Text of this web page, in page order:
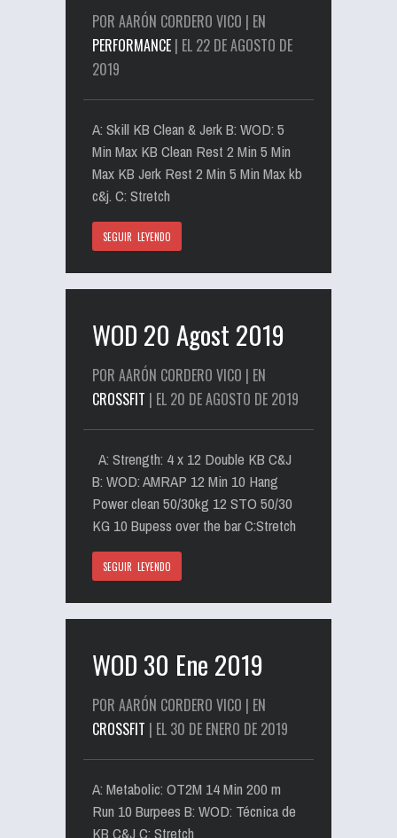
POR AARÓN CORDERO VICO | EN
PERFORMANCE | EL 22 DE AGOSTO DE
2019
A: Skill KB Clean & Jerk B: WOD: 5
Min Max KB Clean Rest 2 Min 5 Min
Max KB Jerk Rest 2 Min 5 Min Max kb
c&j. C: Stretch
SEGUIR LEYENDO
WOD 20 Agost 2019
POR AARÓN CORDERO VICO | EN
CROSSFIT | EL 20 DE AGOSTO DE 2019
A: Strength: 4 x 12 Double KB C&J
B: WOD: AMRAP 12 Min 10 Hang
Power clean 50/30kg 12 STO 50/30
KG 10 Bupess over the bar C:Stretch
SEGUIR LEYENDO
WOD 30 Ene 2019
POR AARÓN CORDERO VICO | EN
CROSSFIT | EL 30 DE ENERO DE 2019
A: Metabolic: OT2M 14 Min 200 m
Run 10 Burpees B: WOD: Técnica de
KB C&J C: Stretch